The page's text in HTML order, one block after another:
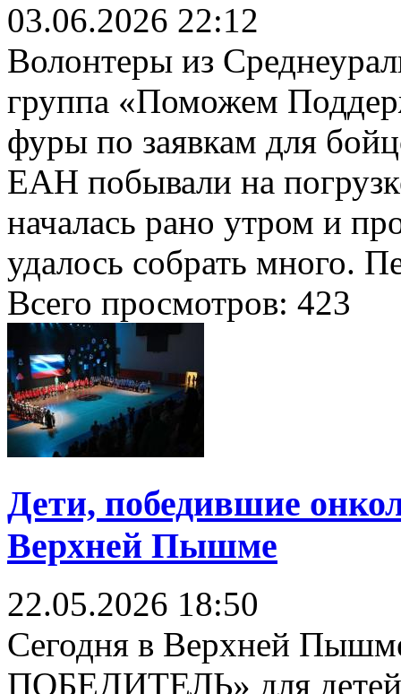
03.06.2026 22:12
Волонтеры из
группа «Поможем
фуры по заявкам для
ЕАН побывали на
началась рано утром и
удалось собрать много.
Всего просмотров: 423
Дети, победившие
Верхней Пышме
22.05.2026 18:50
Сегодня в Верхней
ПОБЕДИТЕЛЬ» для